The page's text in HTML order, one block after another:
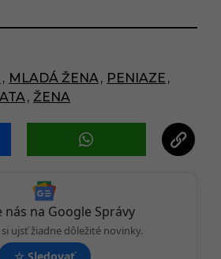
, MLADÁ ŽENA, PENIAZE ,
, ŽENA
nás na Google Správy
ujsť žiadne dôležité novinky.